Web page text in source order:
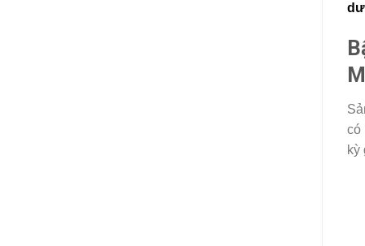
có
kỳ